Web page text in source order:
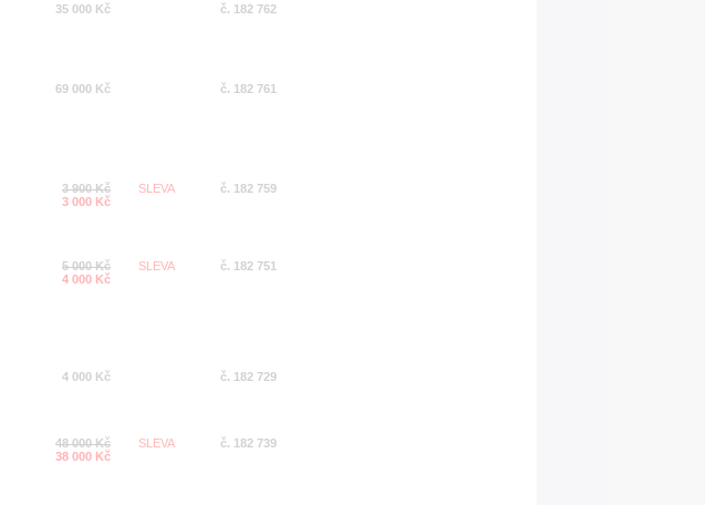
35 000 Kč č. 182 762
69 000 Kč č. 182 761
3 900 Kč
3 000 Kč
SLEVA č. 182 759
5 000 Kč
4 000 Kč
SLEVA č. 182 751
4 000 Kč č. 182 729
48 000 Kč
38 000 Kč
SLEVA č. 182 739